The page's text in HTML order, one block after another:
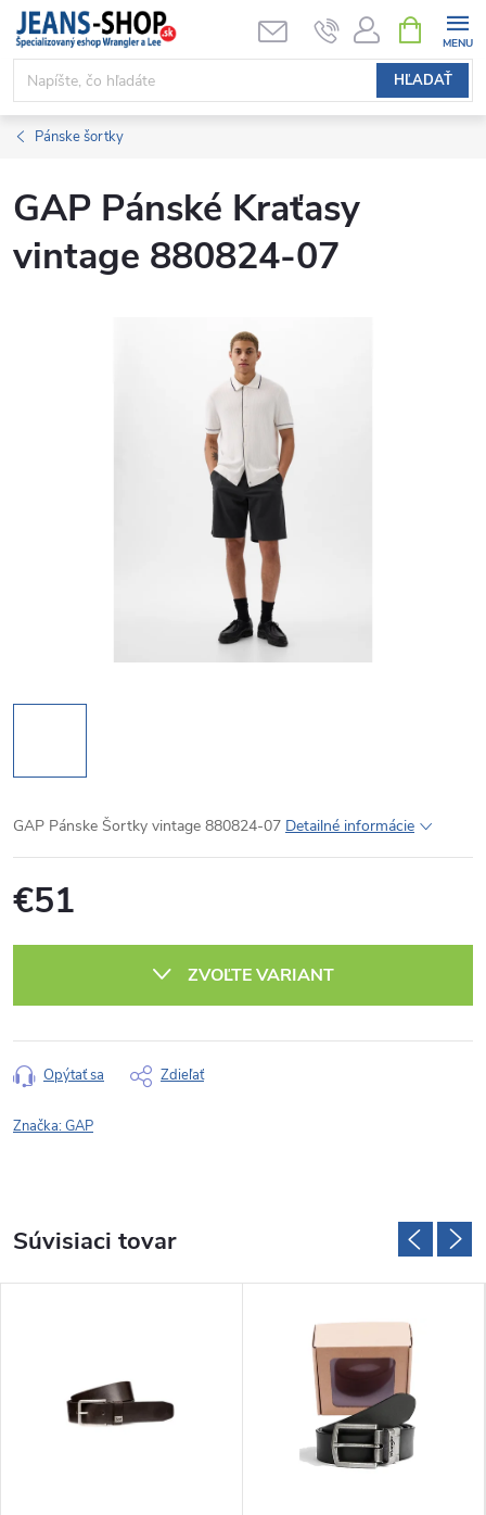
Prejsť
obsah
HĽADAŤ
KOŠÍK
Pánske šortky
GAP Pánské Kraťasy
vintage 880824-07
GAP Pánske Šortky vintage 880824-07 Detailné informácie
€51
ZVOĽTE VARIANT
Opýtať sa Zdieľať
Značka:GAP
Súvisiaci tovar